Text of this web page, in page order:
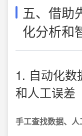
五、借助
化分析和
1. 自动化
和人工误差
手工查找数据、